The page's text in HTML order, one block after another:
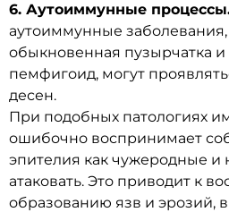
6. Аутоиммунные
аутоиммунные заболевания,
обыкновенная пузырчатка
пемфигоид, могут
десен.
При подобных патологиях
ошибочно воспринимает
эпителия как чужеродные и
атаковать. Это приводит к
образованию язв и эрозий,